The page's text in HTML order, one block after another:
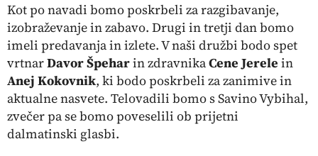
Kot po navadi bomo poskrbeli za razgibavanje,
izobraževanje in zabavo. Drugi in tretji dan bomo
imeli predavanja in izlete. V naši družbi bodo spet
vrtnarDavor Špeharin zdravnikaCene Jerele in
Anej Kokovnik, ki bodo poskrbeli za zanimive in
aktualne nasvete. Telovadili bomo s Savino Vybihal,
zvečer pa se bomo poveselili ob prijetni
dalmatinski glasbi.